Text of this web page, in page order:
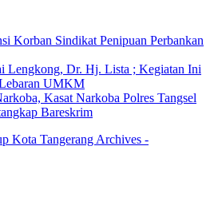
Korban Sindikat Penipuan Perbankan
Lengkong, Dr. Hj. Lista ; Kegiatan Ini
UMKM
Kasat Narkoba Polres Tangsel
Bareskrim